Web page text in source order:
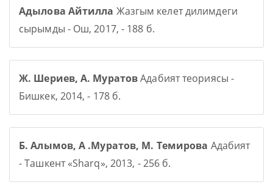
Адылова Айтилла Жазгым келет дилимдеги
сырымды - Ош, 2017, - 188 б.
Ж. Шериев, А. МуратовАдабият теориясы -
Бишкек, 2014, - 178 б.
Б. Алымов, А .Муратов, М. Темирова Адабият
- Ташкент «Sharq», 2013, - 256 б.